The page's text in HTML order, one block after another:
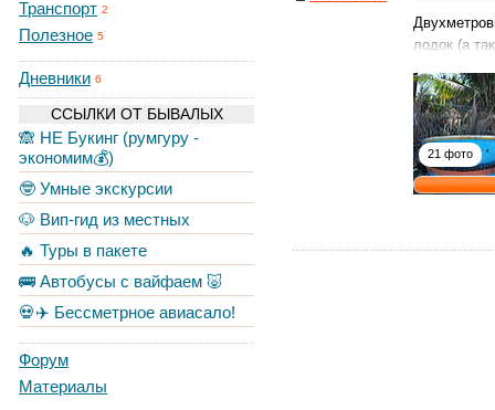
Транспорт 2
Полезное 5
Дневники 6
ССЫЛКИ ОТ БЫВАЛЫХ
🙈 НЕ Букинг (румгуру -
экономим💰)
🤓 Умные экскурсии
🐶 Вип-гид из местных
🔥 Туры в пакете
🚌 Автобусы с вайфаем 🐷
💀✈️ Бессметрное авиасало!
Форум
Материалы
лодок (а
21 фото